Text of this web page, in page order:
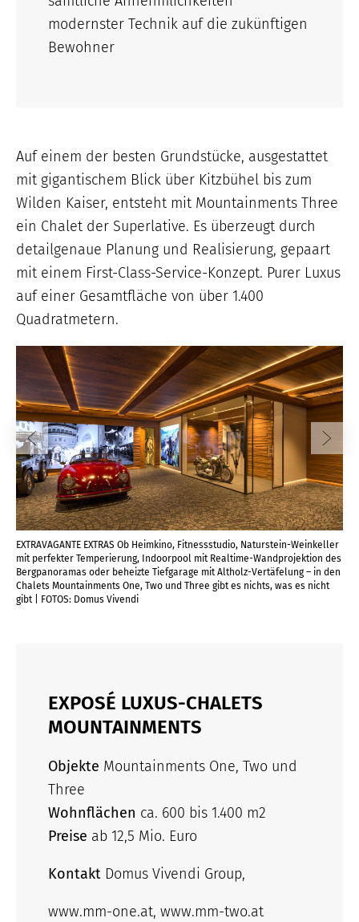
modernster Technik auf die zukünftigen
Bewohner
Auf einem der besten Grundstücke, ausgestattet
mit gigantischem Blick über Kitzbühel bis zum
Wilden Kaiser, entsteht mit Mountainments Three
ein Chalet der Superlative. Es überzeugt durch
detailgenaue Planung und Realisierung, gepaart
mit einem First-Class-Service-Konzept. Purer Luxus
auf einer Gesamtfläche von über 1.400
Quadratmetern.
EXTRAVAGANTE EXTRAS Ob Heimkino, Fitnessstudio, Naturstein-Weinkeller
mit perfekter Temperierung, Indoorpool mit Realtime-Wandprojektion des
Bergpanoramas oder beheizte Tiefgarage mit Altholz-Vertäfelung – in den
Chalets Mountainments One, Two und Three gibt es nichts, was es nicht
gibt | FOTOS: Domus Vivendi
EXPOSÉ LUXUS-CHALETS
MOUNTAINMENTS
Objekte Mountainments One, Two und
Three
Wohnflächen ca. 600 bis 1.400 m2
Preise ab 12,5 Mio. Euro
Kontakt Domus Vivendi Group,
www.mm-one.at, www.mm-two.at